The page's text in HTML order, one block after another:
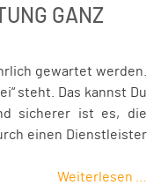
GANZ
gewartet werden.
steht. Das kannst Du
sicherer ist es, die
einen Dienstleister
Weiterlesen …